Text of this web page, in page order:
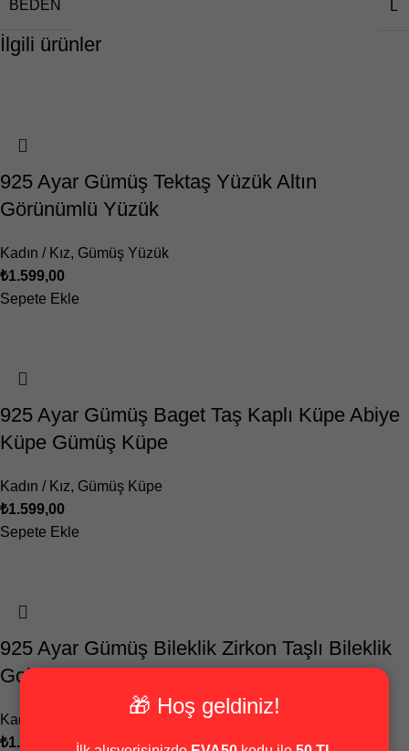
BEDEN
İlgili ürünler
925 Ayar Gümüş Tektaş Yüzük Altın
Görünümlü Yüzük
Kadın / Kız, Gümüş Yüzük
₺1.599,00
Sepete Ekle
925 Ayar Gümüş Baget Taş Kaplı Küpe Abiye
Küpe Gümüş Küpe
Kadın / Kız, Gümüş Küpe
₺1.599,00
Sepete Ekle
925 Ayar Gümüş Bileklik Zirkon Taşlı Bileklik
Gold Kaplama Altın Görünümlü Bileklik
Kadın / Kız
₺1.799,00
🎁 Hoş geldiniz!